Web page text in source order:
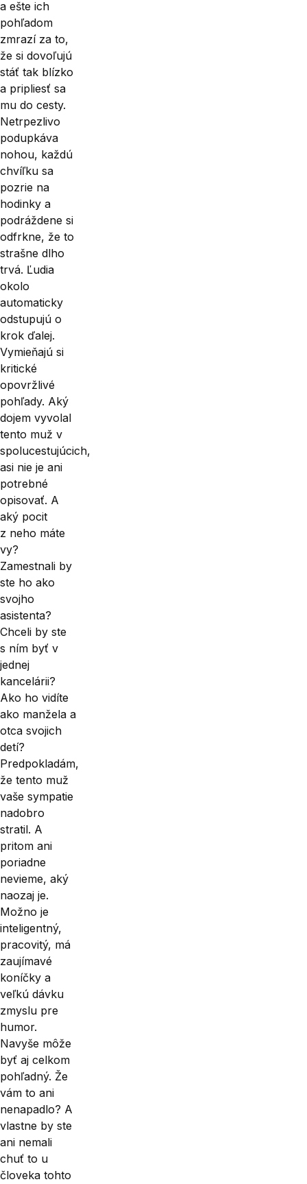
a ešte ich
pohľadom
zmrazí za to,
že si dovoľujú
stáť tak blízko
a pripliesť sa
mu do cesty.
Netrpezlivo
podupkáva
nohou, každú
chvíľku sa
pozrie na
hodinky a
podráždene si
odfrkne, že to
strašne dlho
trvá. Ľudia
okolo
automaticky
odstupujú o
krok ďalej.
Vymieňajú si
kritické
opovržlivé
pohľady. Aký
dojem vyvolal
tento muž v
spolucestujúcich,
asi nie je ani
potrebné
opisovať. A
aký pocit
z neho máte
vy?
Zamestnali by
ste ho ako
svojho
asistenta?
Chceli by ste
s ním byť v
jednej
kancelárii?
Ako ho vidíte
ako manžela a
otca svojich
detí?
Predpokladám,
že tento muž
vaše sympatie
nadobro
stratil. A
pritom ani
poriadne
nevieme, aký
naozaj je.
Možno je
inteligentný,
pracovitý, má
zaujímavé
koníčky a
veľkú dávku
zmyslu pre
humor.
Navyše môže
byť aj celkom
pohľadný. Že
vám to ani
nenapadlo? A
vlastne by ste
ani nemali
chuť to u
človeka tohto